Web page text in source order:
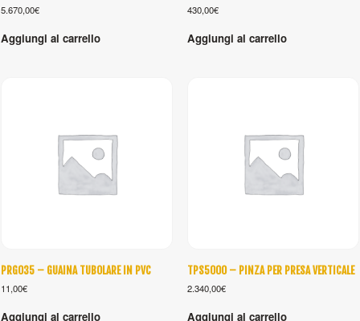
5.670,00€
Aggiungi al carrello
430,00€
Aggiungi al carrello
PRG035 – GUAINA TUBOLARE IN PVC
11,00€
Aggiungi al carrello
TPS5000 – PINZA PER PRESA VERTICALE
2.340,00€
Aggiungi al carrello